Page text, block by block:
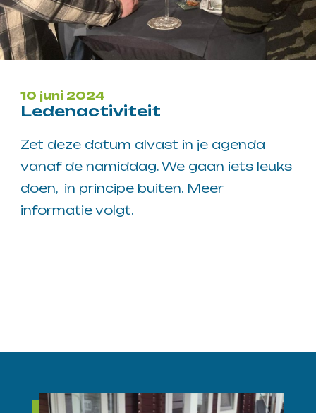
10 juni 2024
Ledenactiviteit
Zet deze datum alvast in je agenda
vanaf de namiddag. We gaan iets leuks
doen, in principe buiten. Meer
informatie volgt.